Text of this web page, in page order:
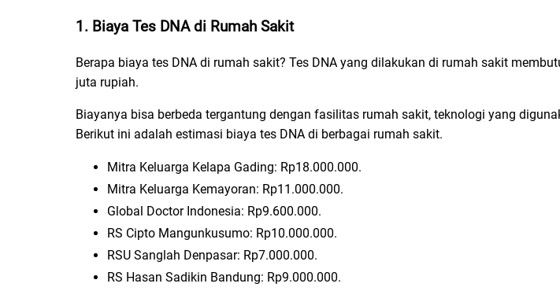
1. Biaya Tes DNA di Rumah Sakit
Berapa biaya tes DNA di rumah sakit? Tes DNA yang dilakukan di rumah sakit
juta rupiah.
Biayanya bisa berbeda tergantung dengan fasilitas rumah sakit, teknologi yang
Berikut ini adalah estimasi biaya tes DNA di berbagai rumah sakit.
Mitra Keluarga Kelapa Gading: Rp18.000.000.
Mitra Keluarga Kemayoran: Rp11.000.000.
Global Doctor Indonesia: Rp9.600.000.
RS Cipto Mangunkusumo: Rp10.000.000.
RSU Sanglah Denpasar: Rp7.000.000.
RS Hasan Sadikin Bandung: Rp9.000.000.